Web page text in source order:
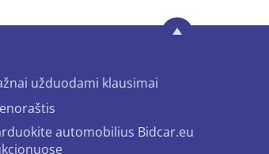
užduodami klausimai
automobilius Bidcar.eu